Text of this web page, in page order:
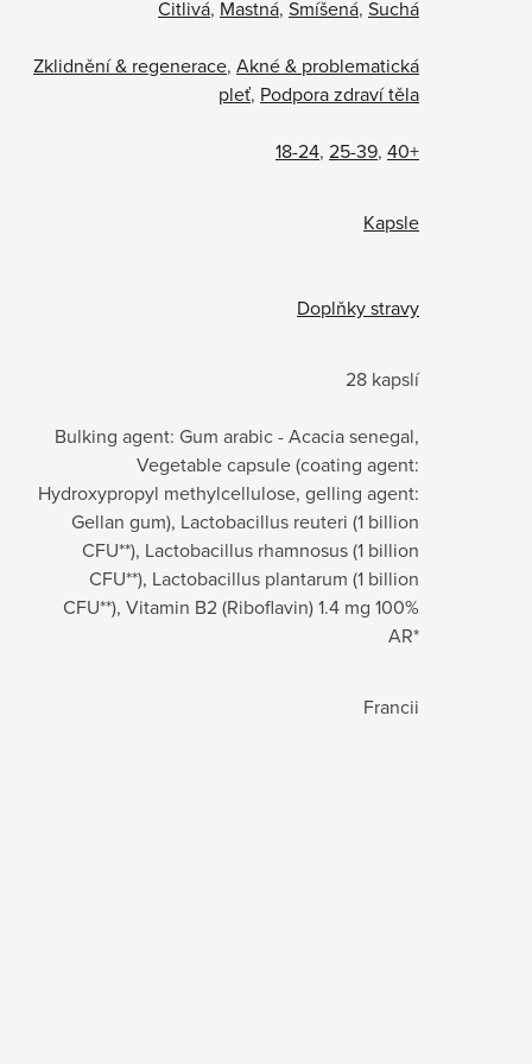
Citlivá, Mastná, Smíšená, Suchá
Zklidnění & regenerace, Akné & problematická
pleť, Podpora zdraví těla
18-24, 25-39, 40+
Kapsle
Doplňky stravy
28 kapslí
Bulking agent: Gum arabic - Acacia senegal,
Vegetable capsule (coating agent:
Hydroxypropyl methylcellulose, gelling agent:
Gellan gum), Lactobacillus reuteri (1 billion
CFU**), Lactobacillus rhamnosus (1 billion
CFU**), Lactobacillus plantarum (1 billion
CFU**), Vitamin B2 (Riboflavin) 1.4 mg 100%
AR*
Francii